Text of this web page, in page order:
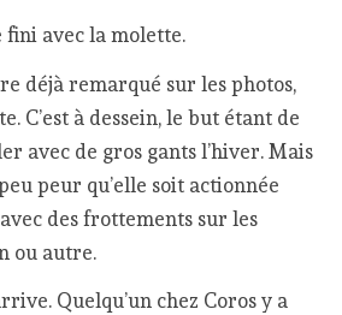
fini avec la molette.
déjà remarqué sur les photos,
C’est à dessein, le but étant de
avec de gros gants l’hiver. Mais
peur qu’elle soit actionnée
des frottements sur les
ou autre.
Quelqu’un chez Coros y a